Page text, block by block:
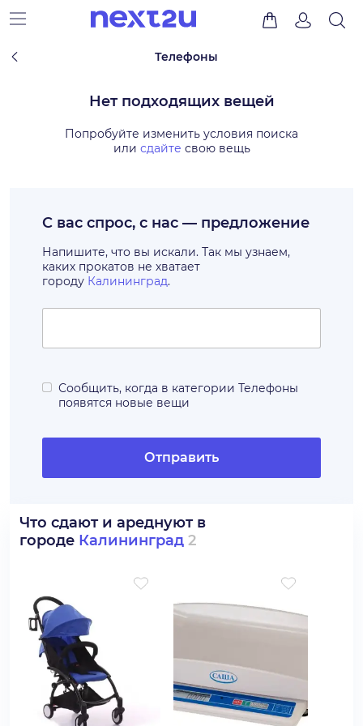
Телефоны
Нет подходящих вещей
Попробуйте изменить условия поиска
или сдайте свою вещь
С вас спрос, с нас — предложение
Напишите, что вы искали. Так мы узнаем,
каких прокатов не хватает
городу Калининград.
Сообщить, когда в категории Телефоны
появятся новые вещи
Отправить
Что сдают и ареднуют в
городе Калининград 2